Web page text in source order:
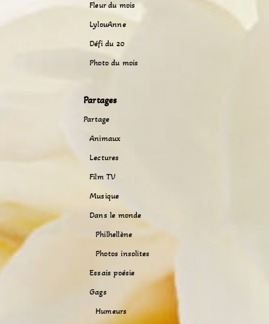
Fleur du mois
LylouAnne
Défi du 20
Photo du mois
Partages
Partage
Animaux
Lectures
Film TV
Musique
Dans le monde
Philhellène
Photos insolites
Essais poésie
Gags
Humeurs